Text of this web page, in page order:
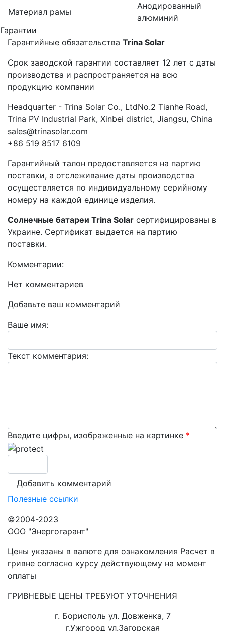
Материал рамы
Анодированный
алюминий
Гарантии
Гарантийные обязательства Trina Solar
Срок заводской гарантии составляет 12 лет с даты
производства и распространяется на всю
продукцию компании
Headquarter - Trina Solar Co., LtdNo.2 Tianhe Road,
Trina PV Industrial Park, Xinbei district, Jiangsu, China
sales@trinasolar.com
+86 519 8517 6109
Гарантийный талон предоставляется на партию
поставки, а отслеживание даты производства
осуществляется по индивидуальному серийному
номеру на каждой единице изделия.
Солнечные батареи Trina Solar сертифицированы в
Украине. Сертификат выдается на партию
поставки.
Комментарии:
Нет комментариев
Добавьте ваш комментарий
Ваше имя:
Текст комментария:
Введите цифры, изображенные на картинке *
Полезные ссылки
©2004-2023
ООО "Энергогарант"
Цены указаны в валюте для ознакомления Расчет в
гривне согласно курсу действующему на момент
оплаты
ГРИВНЕВЫЕ ЦЕНЫ ТРЕБУЮТ УТОЧНЕНИЯ
г. Борисполь ул. Довженка, 7
г.Ужгород ул.Загорская